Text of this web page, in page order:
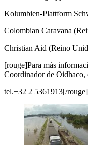
Kolumbien-Plattform
Colombian Caravana
Christian Aid (Reino
[rouge]Para más
Coordinador de
tel.+32 2 5361913[/rouge]